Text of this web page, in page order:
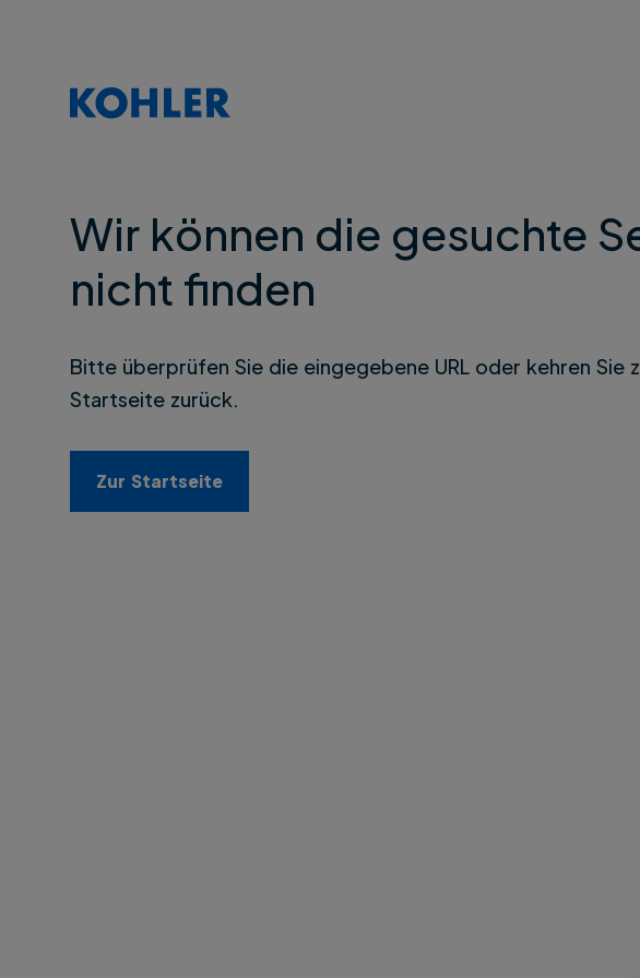
Wir können die gesuchte
nicht finden
Bitte überprüfen Sie die eingegebene URL oder kehren Sie
Startseite zurück.
Zur Startseite